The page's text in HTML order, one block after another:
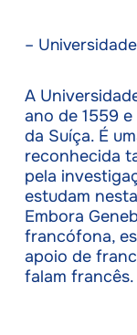
–
A
ano de 1559
da Suíça. É
reconhecida
pela
estudam
Embora
francófona,
apoio de
falam francês.